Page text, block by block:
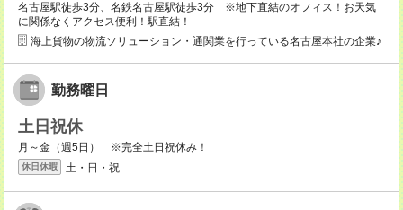
名古屋駅徒歩3分、名鉄名古屋駅徒歩3分 ※地下直結のオフィス！お天気
に関係なくアクセス便利！駅直結！
海上貨物の物流ソリューション・通関業を行っている名古屋本社の企業♪
勤務曜日
土日祝休
月～金（週5日） ※完全土日祝休み！
休日休暇 土・日・祝